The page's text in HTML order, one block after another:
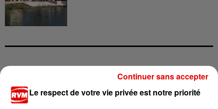
TITRES DIFFUSÉS
Le respect de votre vie privée est notre priorité
Continuer sans accepter